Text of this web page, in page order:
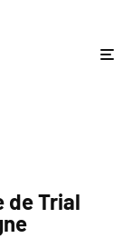
de Trial